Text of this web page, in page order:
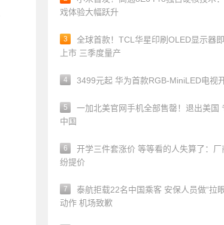
戏体验大幅跃升
3
全球首款！TCL华星印刷OLED显示器
上市 三季度量产
4 3499元起 华为首款RGB-MiniLED电视
5
一加北美官网手机全部售罄！退出美国
中国
6
开学三件套涨价 等等看的人失算了：厂
纷提价
7
泰航拒载22名中国乘客 安保人员做“拉
动作 机场致歉